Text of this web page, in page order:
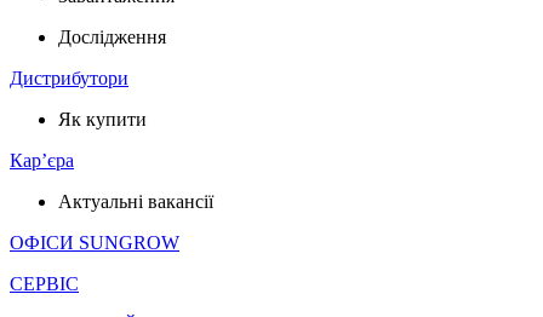
Дослідження
Дистрибутори
Як купити
Кар’єра
Актуальні вакансії
ОФІСИ SUNGROW
СЕРВІС